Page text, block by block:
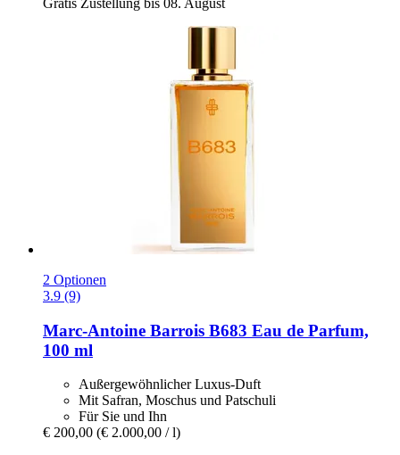
Gratis Zustellung bis 08. August
2 Optionen
3.9 (9)
Marc-Antoine Barrois B683 Eau de Parfum,
100 ml
Außergewöhnlicher Luxus-Duft
Mit Safran, Moschus und Patschuli
Für Sie und Ihn
€ 200,00 (€ 2.000,00 / l)